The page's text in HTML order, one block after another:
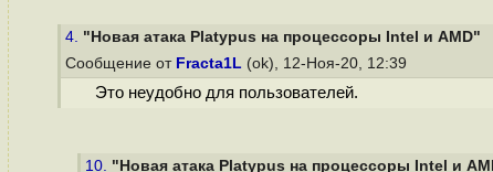
4. "Новая атака Platypus на процессоры Intel и AMD"
Сообщение от Fracta1L (ok), 12-Ноя-20, 12:39
Это неудобно для пользователей.
10. "Новая атака Platypus на процессоры Intel и